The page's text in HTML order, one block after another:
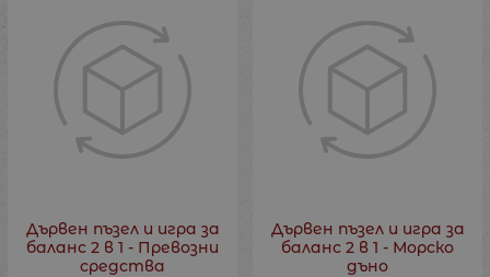
Дървен пъзел и игра за
баланс 2 в 1 - Превозни
средства
Дървен пъзел и игра за
баланс 2 в 1 - Морско
дъно